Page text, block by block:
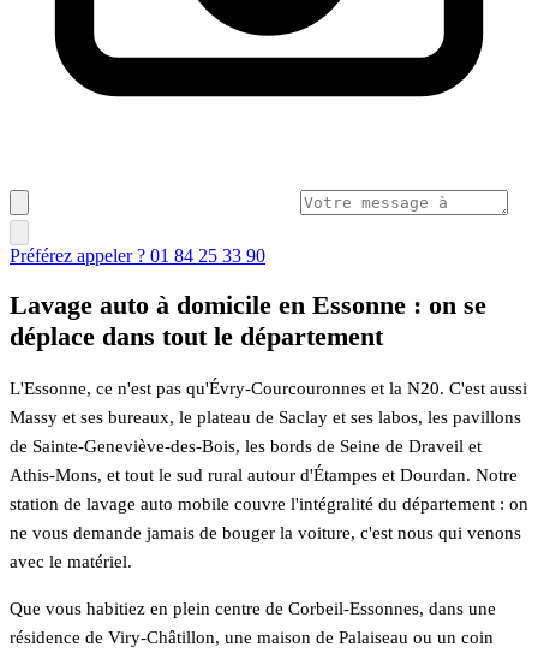
Préférez appeler ? 01 84 25 33 90
Lavage auto à domicile en Essonne : on se
déplace dans tout le département
L'Essonne, ce n'est pas qu'Évry-Courcouronnes et la N20. C'est aussi
Massy et ses bureaux, le plateau de Saclay et ses labos, les pavillons
de Sainte-Geneviève-des-Bois, les bords de Seine de Draveil et
Athis-Mons, et tout le sud rural autour d'Étampes et Dourdan. Notre
station de lavage auto mobile couvre l'intégralité du département : on
ne vous demande jamais de bouger la voiture, c'est nous qui venons
avec le matériel.
Que vous habitiez en plein centre de Corbeil-Essonnes, dans une
résidence de Viry-Châtillon, une maison de Palaiseau ou un coin